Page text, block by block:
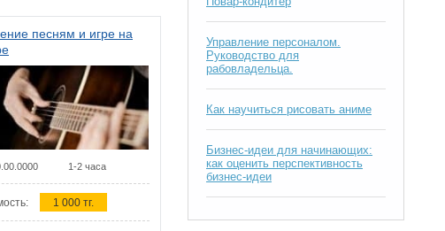
песням и игре на
1-2 часа
1 000 тг.
Управление персоналом.
Руководство для
рабовладельца.
Как научиться рисовать аниме
Бизнес-идеи для начинающих:
как оценить перспективность
бизнес-идеи